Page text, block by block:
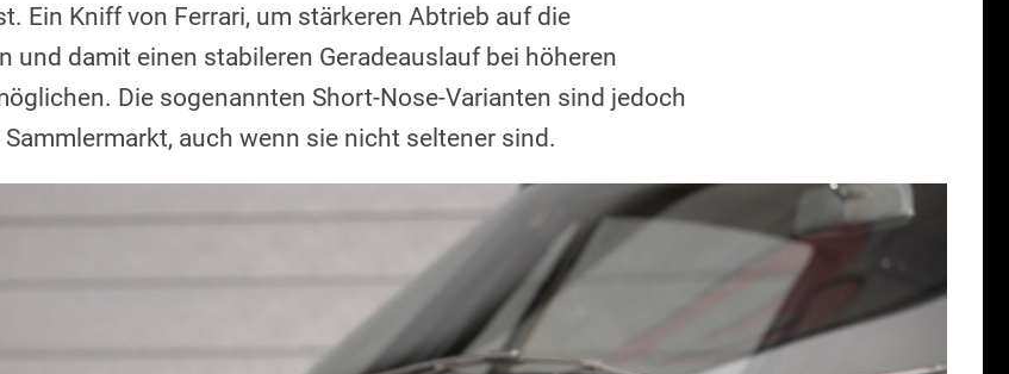
Ein Kniff von Ferrari, um stärkeren Abtrieb auf die
und damit einen stabileren Geradeauslauf bei höheren
Die sogenannten Short-Nose-Varianten sind jedoch
auch wenn sie nicht seltener sind.